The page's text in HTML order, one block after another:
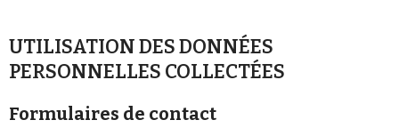
Se connecter
UTILISATION DES DONNÉES
PERSONNELLES COLLECTÉES
Formulaires de contact